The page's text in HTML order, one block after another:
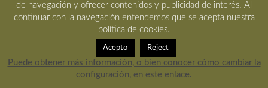
de navegación y ofrecer contenidos y publicidad de interés. Al
continuar con la navegación entendemos que se acepta nuestra
política de cookies.
Acepto Reject
Puede obtener más información, o bien conocer cómo cambiar la
configuración, en este enlace.